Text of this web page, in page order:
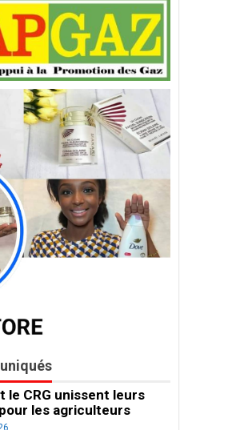
le CRG unissent leurs
les agriculteurs